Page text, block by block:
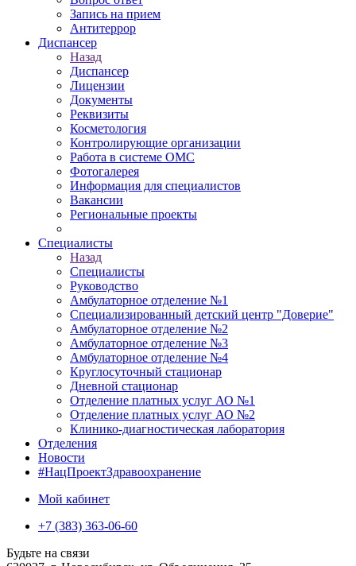
Запись на прием
Антитеррор
Диспансер
Назад
Диспансер
Лицензии
Документы
Реквизиты
Косметология
Контролирующие организации
Работа в системе ОМС
Фотогалерея
Информация для специалистов
Вакансии
Региональные проекты
Специалисты
Назад
Специалисты
Руководство
Амбулаторное отделение №1
Специализированный детский центр "Доверие"
Амбулаторное отделение №2
Амбулаторное отделение №3
Амбулаторное отделение №4
Круглосуточный стационар
Дневной стационар
Отделение платных услуг АО №1
Отделение платных услуг АО №2
Клинико-диагностическая лаборатория
Отделения
Новости
#НацПроектЗдравоохранение
Мой кабинет
+7 (383) 363-06-60
Будьте на связи